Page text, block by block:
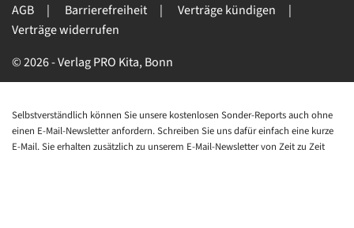
AGB
Barrierefreiheit
Verträge kündigen
Verträge widerrufen
© 2026 - Verlag PRO Kita, Bonn
Selbstverständlich können Sie unsere kostenlosen Sonder-Reports auch ohne
einen E-Mail-Newsletter anfordern. Schreiben Sie uns dafür einfach eine kurze
E-Mail. Sie erhalten zusätzlich zu unserem E-Mail-Newsletter von Zeit zu Zeit